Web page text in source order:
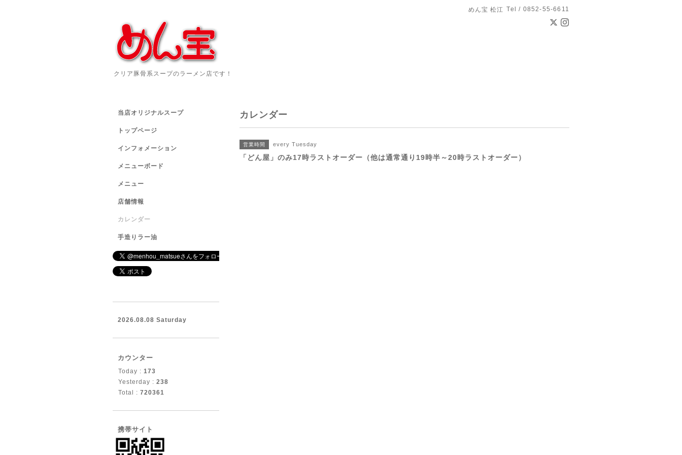
めん宝 松江 Tel / 0852-55-6611
クリア豚骨系スープのラーメン店です！
カレンダー
営業時間 every Tuesday
「どん屋」のみ17時ラストオーダー（他は通常通り19時半～20時ラストオーダー）
当店オリジナルスープ
トップページ
インフォメーション
メニューボード
メニュー
店舗情報
カレンダー
手造りラー油
2026.08.08 Saturday
カウンター
Today : 173
Yesterday : 238
Total : 720361
携帯サイト